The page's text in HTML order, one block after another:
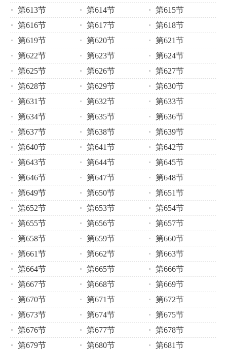
第613节
第614节
第615节
第616节
第617节
第618节
第619节
第620节
第621节
第622节
第623节
第624节
第625节
第626节
第627节
第628节
第629节
第630节
第631节
第632节
第633节
第634节
第635节
第636节
第637节
第638节
第639节
第640节
第641节
第642节
第643节
第644节
第645节
第646节
第647节
第648节
第649节
第650节
第651节
第652节
第653节
第654节
第655节
第656节
第657节
第658节
第659节
第660节
第661节
第662节
第663节
第664节
第665节
第666节
第667节
第668节
第669节
第670节
第671节
第672节
第673节
第674节
第675节
第676节
第677节
第678节
第679节
第680节
第681节